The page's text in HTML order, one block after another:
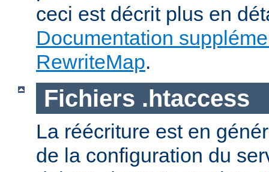
ceci est décrit plus en
Documentation
RewriteMap.
Fichiers .htaccess
La réécriture est en
de la configuration du